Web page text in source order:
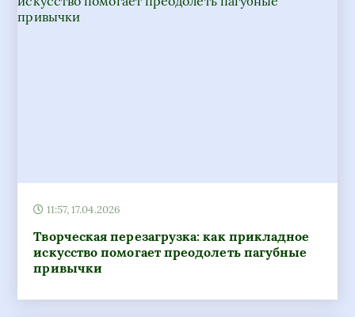
11:57, 17.04.2026
Творческая перезагрузка: как прикладное
искусство помогает преодолеть пагубные
привычки